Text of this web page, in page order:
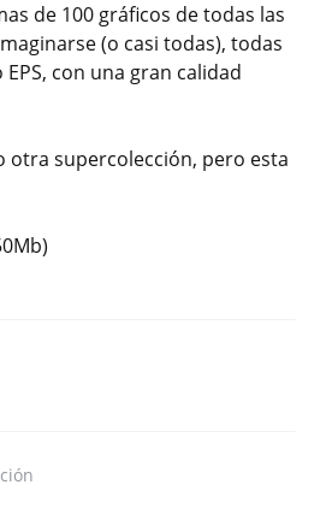
de 100 gráficos de todas las
(o casi todas), todas
con una gran calidad
otra supercolección, pero esta